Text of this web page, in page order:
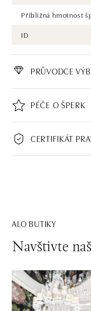
Přibližná hmotnost
ID
PRŮVODCE
PÉČE O ŠPERK
CERTIFIKÁT
ALO BUTIKY
Navštivte